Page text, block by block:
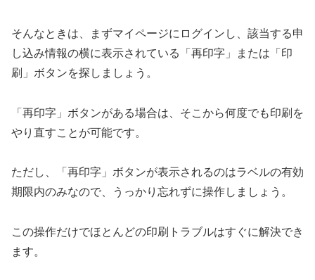
そんなときは、まずマイページにログインし、該当する申
し込み情報の横に表示されている「再印字」または「印
刷」ボタンを探しましょう。
「再印字」ボタンがある場合は、そこから何度でも印刷を
やり直すことが可能です。
ただし、「再印字」ボタンが表示されるのはラベルの有効
期限内のみなので、うっかり忘れずに操作しましょう。
この操作だけでほとんどの印刷トラブルはすぐに解決でき
ます。